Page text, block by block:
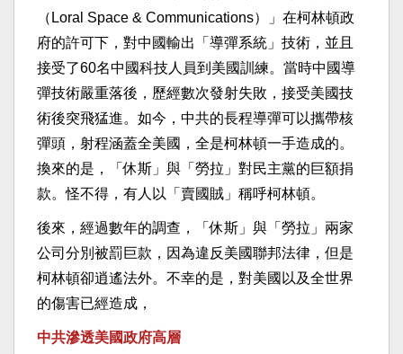
（Loral Space & Communications）」在柯林頓政
府的許可下，對中國輸出「導彈系統」技術，並且
接受了60名中國科技人員到美國訓練。當時中國導
彈技術嚴重落後，歷經數次發射失敗，接受美國技
術後突飛猛進。如今，中共的長程導彈可以攜帶核
彈頭，射程涵蓋全美國，全是柯林頓一手造成的。
換來的是，「休斯」與「勞拉」對民主黨的巨額捐
款。怪不得，有人以「賣國賊」稱呼柯林頓。
後來，經過數年的調查，「休斯」與「勞拉」兩家
公司分別被罰巨款，因為違反美國聯邦法律，但是
柯林頓卻逍遙法外。不幸的是，對美國以及全世界
的傷害已經造成，
中共滲透美國政府高層